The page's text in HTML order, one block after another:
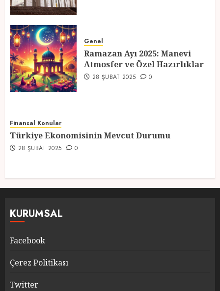
5
Atmosfer ve Özel Hazırlıklar
28 ŞUBAT 2025 0
Genel
Ramazan Ayı 2025: Manevi
Atmosfer ve Özel Hazırlıklar
28 ŞUBAT 2025 0
Finansal Konular
Türkiye Ekonomisinin Mevcut Durumu
28 ŞUBAT 2025 0
KURUMSAL
Facebook
Çerez Politikası
Twitter